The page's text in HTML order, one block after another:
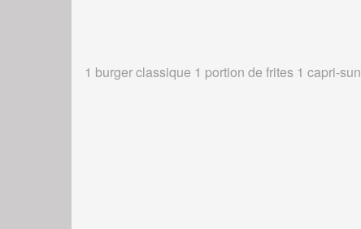
1 burger classique 1 portion de frites 1 capri-sun